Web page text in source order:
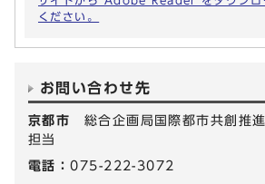
ください。
お問い合わせ先
京都市 総合企画局国際都市共創推
担当
電話：075-222-3072